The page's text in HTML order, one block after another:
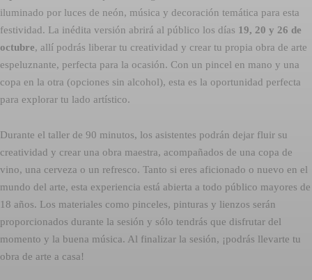
iluminado por luces de neón, música y decoración temática para esta
festividad. La inédita versión abrirá al público los días 19, 20 y 26 de
octubre, allí podrás liberar tu creatividad y crear tu propia obra de arte
espeluznante, perfecta para la ocasión. Con un pincel en mano y una
copa en la otra (opciones sin alcohol), esta es la oportunidad perfecta
para explorar tu lado artístico.
Durante el taller de 90 minutos, los asistentes podrán dejar fluir su
creatividad y crear una obra maestra, acompañados de una copa de
vino, una cerveza o un refresco. Tanto si eres aficionado o nuevo en el
mundo del arte, esta experiencia está abierta a todo público mayores de
18 años. Los materiales como pinceles, pinturas y lienzos serán
proporcionados durante la sesión y sólo tendrás que disfrutar del
momento y la buena música. Al finalizar la sesión, ¡podrás llevarte tu
obra de arte a casa!